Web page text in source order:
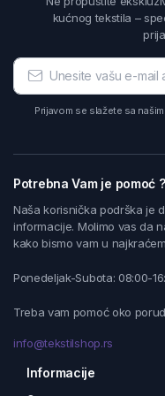
kućnog tekstila –
Prijavom se slažete sa našim
Potrebna Vam je pomoć ?
Naša korisnička podrška je
informacije. Molimo vas da
kako bismo vam u
Ponedeljak-Subota: 08:00-
Treba vam pomoć oko
info@tekstilshop.rs
Informacije